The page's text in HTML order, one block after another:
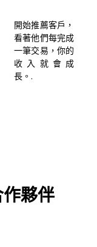
開始推薦客戶，
看著他們每完成
一筆交易，你的
收入就會成
長。.
夥伴